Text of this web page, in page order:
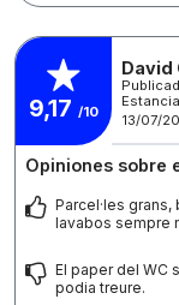
9,17 /10
David
13/07/
Opiniones sobre
Parcel·les
lavabos sempre
El paper del WC
podia treure.